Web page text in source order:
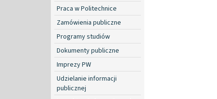
Praca w Politechnice
Zamówienia publiczne
Programy studiów
Dokumenty publiczne
Imprezy PW
Udzielanie informacji
publicznej